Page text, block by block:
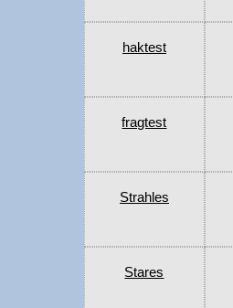
haktest
fragtest
Strahles
Stares